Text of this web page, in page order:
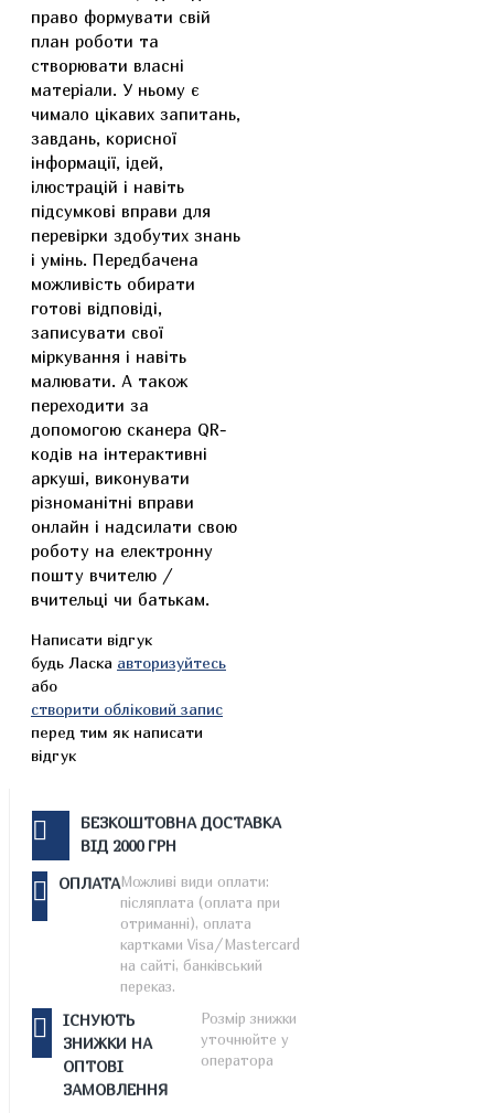
право формувати свій
план роботи та
створювати власні
матеріали. У ньому є
чимало цікавих запитань,
завдань, корисної
інформації, ідей,
ілюстрацій і навіть
підсумкові вправи для
перевірки здобутих знань
і умінь. Передбачена
можливість обирати
готові відповіді,
записувати свої
міркування і навіть
малювати. А також
переходити за
допомогою сканера QR-
кодів на інтерактивні
аркуші, виконувати
різноманітні вправи
онлайн і надсилати свою
роботу на електронну
пошту вчителю /
вчительці чи батькам.
Написати відгук
будь Ласка авторизуйтесь
або
створити обліковий запис
перед тим як написати
відгук
БЕЗКОШТОВНА ДОСТАВКА
ВІД 2000 ГРН
ОПЛАТАМожливі види оплати:
післяплата (оплата при
отриманні), оплата
картками Visa/Mastercard
на сайті, банківський
переказ.
ІСНУЮТЬ
ЗНИЖКИ НА
ОПТОВІ
ЗАМОВЛЕННЯ
Розмір знижки
уточнюйте у
оператора